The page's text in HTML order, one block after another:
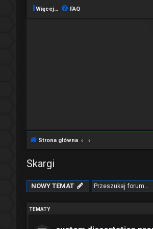
Więcej… FAQ
Strona główna
Skargi
NOWY TEMAT
TEMATY